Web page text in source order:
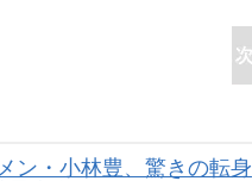
ン・小林豊、驚きの転身